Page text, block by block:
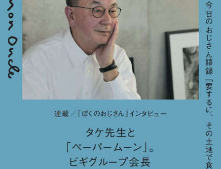
今日のおじさん語録
連載／『ぼくのおじさん』インタビュー
タケ先生と
「ペーパームーン」。
ビギグループ会長